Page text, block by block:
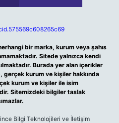
bir marka, kurum veya şahıs
Sitede yalnızca kendi
Burada yer alan içerikler
gerçek kurum ve kişiler hakkında
kurum ve kişiler ile isim
Sitemizdeki bilgiler taslak
Bilgi Teknolojileri ve İletişim